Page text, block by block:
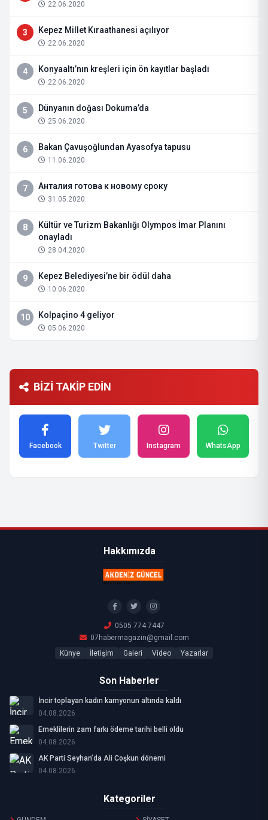
22.06.2020
3 Kepez Millet Kıraathanesi açılıyor
22.06.2020
4 Konyaaltı’nın kreşleri için ön kayıtlar başladı
22.06.2020
5 Dünyanın doğası Dokuma’da
25.06.2020
6 Bakan Çavuşoğlundan Ayasofya tapusu
11.06.2020
7 Анталия готова к новому сроку
31.05.2020
8
Kültür ve Turizm Bakanlığı Olympos İmar Planını
onayladı
28.04.2020
9 Kepez Belediyesi’ne bir ödül daha
10.06.2020
10 Kolpaçino 4 geliyor
05.06.2020
BİZİ TAKİP EDİN
Facebook Twitter Instagram WhatsApp
Hakkımızda
0505 774 7447
07habermagazin@gmail.com
Künye
İletişim Galeri Video Yazarlar
Son Haberler
İncir toplayan kadın kamyonun altında kaldı
04.08.2026
Emeklilerin zam farkı ödeme tarihi belli oldu
04.08.2026
AK Parti Seyhan’da Ali Coşkun dönemi
04.08.2026
Kategoriler